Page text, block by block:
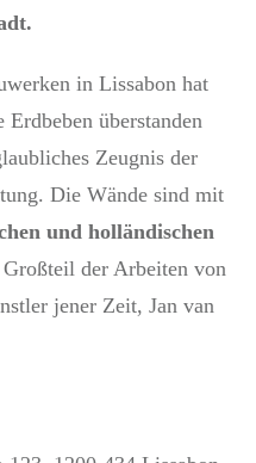
in Lissabon hat
Erdbeben überstanden
Zeugnis der
Die Wände sind mit
und holländischen
der Arbeiten von
jener Zeit, Jan van